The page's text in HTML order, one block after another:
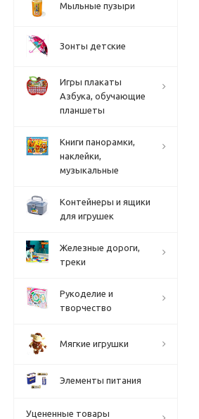
Мыльные пузыри
Зонты детские
Игры плакаты
Азбука, обучающие
планшеты
Книги панорамки,
наклейки,
музыкальные
Контейнеры и ящики
для игрушек
Железные дороги,
треки
Рукоделие и
творчество
Мягкие игрушки
Элементы питания
Уцененные товары